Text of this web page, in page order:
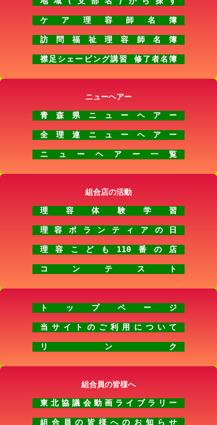
ケア理容師名簿
訪問福祉理容師名簿
襟足シェービング講習 修了者名簿
ニューヘアー
青森県ニューヘアー
全理連ニューヘアー
ニューヘアー一覧
組合店の活動
理容体験学習
理容ボランティアの日
理容こども110番の店
コンテスト
トップページ
当サイトのご利用について
リンク
組合員の皆様へ
東北協議会動画ライブラリー
組合員の皆様へのお知らせ